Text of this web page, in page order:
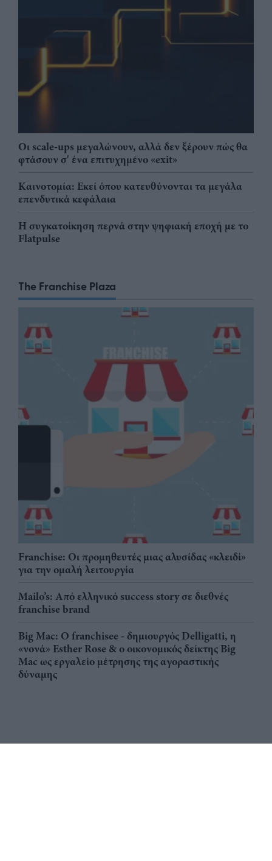
Οι scale-ups μεγαλώνουν, αλλά δεν ξέρουν πώς θα
φτάσουν σ' ένα επιτυχημένο «exit»
Καινοτομία: Εκεί όπου κατευθύνονται τα μεγάλα
επενδυτικά κεφάλαια
Η συγκατοίκηση περνά στην ψηφιακή εποχή με το
Flatpulse
The Franchise Plaza
Franchise: Οι προμηθευτές μιας αλυσίδας «κλειδί»
για την ομαλή λειτουργία
Mailo’s: Από ελληνικό success story σε διεθνές
franchise brand
Big Mac: Ο franchisee - δημιουργός Delligatti, η
«νονά» Esther Rose & ο οικονομικός δείκτης Big
Mac ως εργαλείο μέτρησης της αγοραστικής
δύναμης